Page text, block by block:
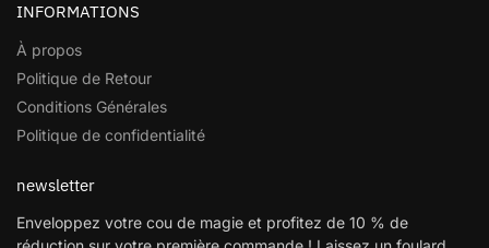
INFORMATIONS
À propos
Politique de Retour
Conditions Générales
Politique de confidentialité
newsletter
Enveloppez votre cou de magie et profitez de 10 % de